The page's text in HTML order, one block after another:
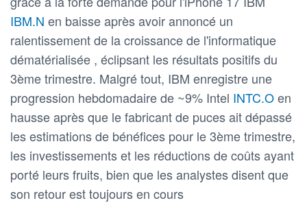
IBM.N en baisse après avoir annoncé un
ralentissement de la croissance de l'informatique
dématérialisée , éclipsant les résultats positifs du
3ème trimestre. Malgré tout, IBM enregistre une
progression hebdomadaire de ~9% Intel INTC.Oen
hausse après que le fabricant de puces ait dépassé
les estimations de bénéfices pour le 3ème trimestre,
les investissements et les réductions de coûts ayant
porté leurs fruits, bien que les analystes disent que
son retour est toujours en cours